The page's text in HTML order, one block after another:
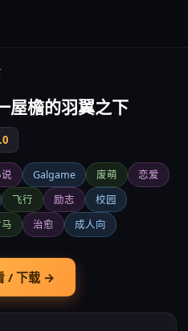
屋檐的羽翼之下
Galgame 废萌
恋爱
飞行 励志
校园
治愈 成人向
/ 下载 →